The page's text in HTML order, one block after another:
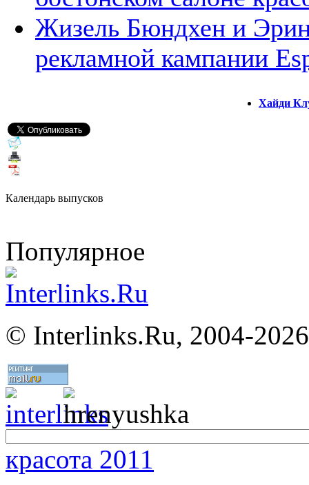
Жизель Бюндхен и
рекламной кампании
Хайди
Календарь выпусков
Популярное
© Interlinks.Ru, 2004-2026
красота 2011